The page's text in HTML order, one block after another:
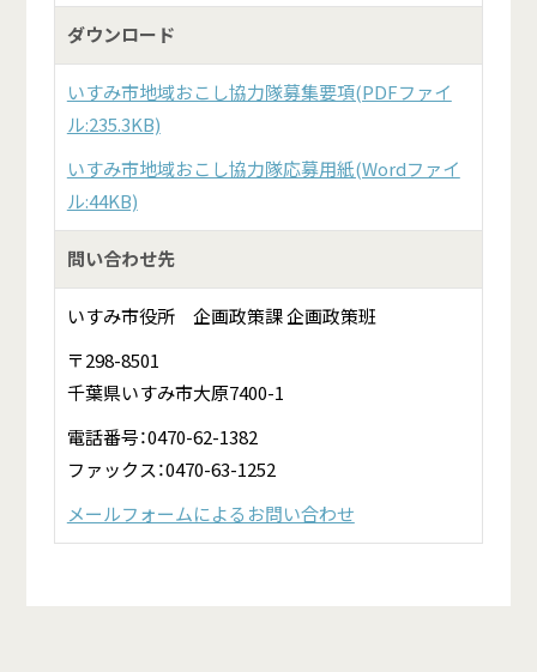
ダウンロード
いすみ市地域おこし協力隊募集要項(PDFファイ
ル:235.3KB)
いすみ市地域おこし協力隊応募用紙(Wordファイ
ル:44KB)
問い合わせ先
いすみ市役所 企画政策課 企画政策班
〒298-8501
千葉県いすみ市大原7400-1
電話番号：0470-62-1382
ファックス：0470-63-1252
メールフォームによるお問い合わせ